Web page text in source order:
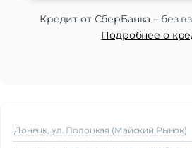
Кредит от СберБанка – без
Подробнее о
Донецк, ул. Полоцкая (Майский Рынок)